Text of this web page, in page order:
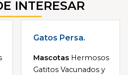
INTERESAR
Gatos Persa.
Mascotas Hermosos
Gatitos Vacunados y